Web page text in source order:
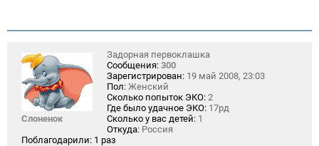
Слоненок
Задорная первоклашка
Сообщения: 300
Зарегистрирован: 19 май 2008, 23:03
Пол: Женский
Сколько попыток ЭКО: 2
Где было удачное ЭКО: 17рд
Сколько у вас детей: 1
Откуда: Россия
Поблагодарили: 1 раз